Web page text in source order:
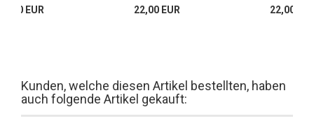
EUR 22,00 EUR 22,00
Kunden, welche diesen Artikel bestellten, haben
auch folgende Artikel gekauft: